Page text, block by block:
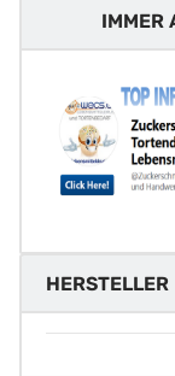
IMMER
HERSTELLER